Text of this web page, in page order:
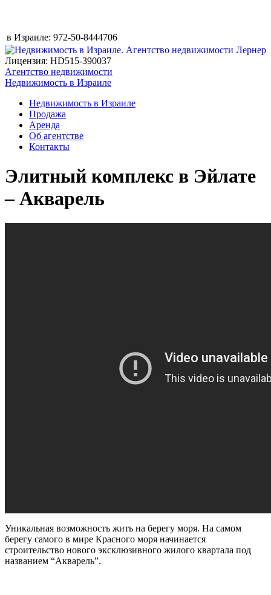
в Израиле: 972-50-8444706
Лицензия: HD515-390037
Агентство недвижимости
Недвижимость в Израиле
Недвижимость в Израиле
Продажа
Аренда
Об агентстве
Контакты
Элитный комплекс в Эйлате
– Акварель
Уникальная возможность жить на берегу моря. На самом
берегу самого в мире Красного моря начинается
строительство нового эксклюзивного жилого квартала под
названием “Акварель”.